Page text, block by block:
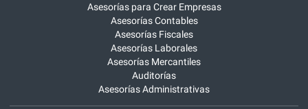
Asesorías para Crear Empresas
Asesorías Contables
Asesorías Fiscales
Asesorías Laborales
Asesorías Mercantiles
Auditorías
Asesorías Administrativas